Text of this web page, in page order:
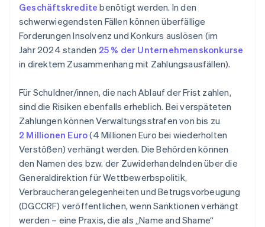
Geschäftskredite benötigt werden. In den
schwerwiegendsten Fällen können überfällige
Forderungen Insolvenz und Konkurs auslösen (im
Jahr 2024 standen 25 % der Unternehmenskonkurse
in direktem Zusammenhang mit Zahlungsausfällen).
Für Schuldner/innen, die nach Ablauf der Frist zahlen,
sind die Risiken ebenfalls erheblich. Bei verspäteten
Zahlungen können Verwaltungsstrafen von bis zu
2 Millionen Euro(4 Millionen Euro bei wiederholten
Verstößen) verhängt werden. Die Behörden können
den Namen des bzw. der Zuwiderhandelnden über die
Generaldirektion für Wettbewerbspolitik,
Verbraucherangelegenheiten und Betrugsvorbeugung
(DGCCRF) veröffentlichen, wenn Sanktionen verhängt
werden – eine Praxis, die als „Name and Shame“